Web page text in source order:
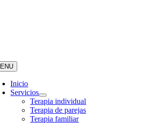
Inicio
Servicios
Terapia individual
Terapia de parejas
Terapia familiar